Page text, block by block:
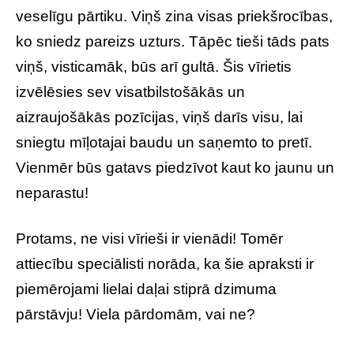
veselīgu pārtiku. Viņš zina visas priekšrocības,
ko sniedz pareizs uzturs. Tāpēc tieši tāds pats
viņš, visticamāk, būs arī gultā. Šis vīrietis
izvēlēsies sev visatbilstošākās un
aizraujošākās pozīcijas, viņš darīs visu, lai
sniegtu mīļotajai baudu un saņemto to pretī.
Vienmēr būs gatavs piedzīvot kaut ko jaunu un
neparastu!
Protams, ne visi vīrieši ir vienādi! Tomēr
attiecību speciālisti norāda, ka šie apraksti ir
piemērojami lielai daļai stiprā dzimuma
pārstāvju! Viela pārdomām, vai ne?